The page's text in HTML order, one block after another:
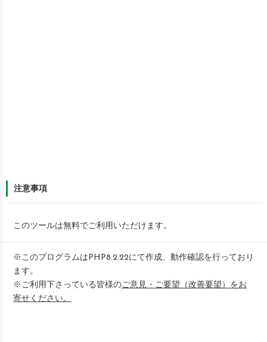
注意事項
このツールは無料でご利用いただけます。
※このプログラムはPHP8.2.22にて作成、動作確認を行っており
ます。
※ご利用下さっている皆様のご意見・ご要望（改善要望）をお
寄せください。